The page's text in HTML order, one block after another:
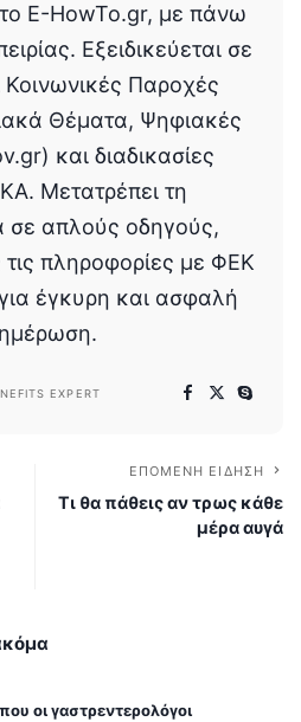
E-HowTo.gr, με πάνω
Εξειδικεύεται σε
Κοινωνικές Παροχές
Θέματα, Ψηφιακές
και διαδικασίες
Μετατρέπει τη
σε απλούς οδηγούς,
πληροφορίες με ΦΕΚ
έγκυρη και ασφαλή
EXPERT
ΕΠΌΜΕΝΗ ΕΊΔΗΣΗ
Τι θα πάθεις αν τρως κάθε
μέρα αυγά
οι γαστρεντερολόγοι